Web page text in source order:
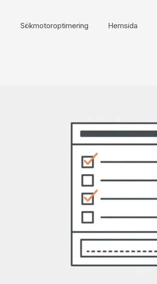
Sökmotoroptimering Hemsida